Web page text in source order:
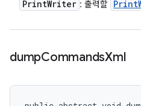
PrintWriter : 출력할 Print
dumpCommandsXml